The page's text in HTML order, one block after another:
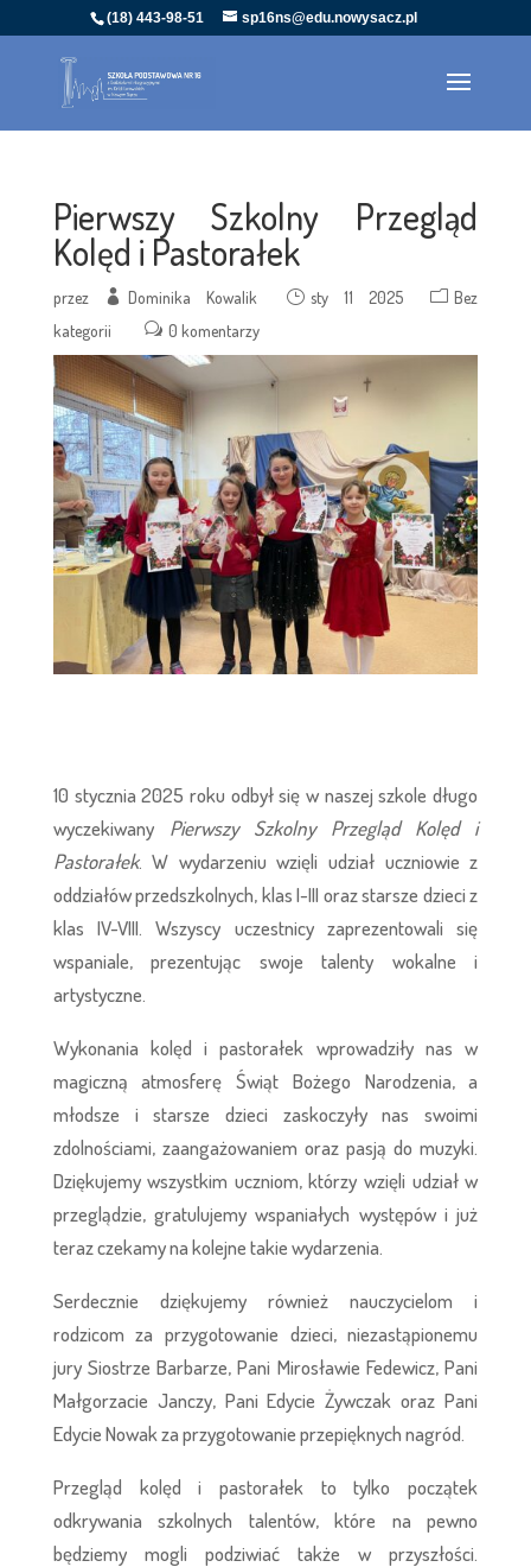
(18) 443-98-51 sp16ns@edu.nowysacz.pl
Pierwszy Szkolny Przegląd
Kolęd i Pastorałek
przez Dominika Kowalik sty 11 2025
Bez
kategorii
0 komentarzy
10 stycznia 2025 roku odbył się w naszej szkole długo
wyczekiwany Pierwszy Szkolny Przegląd Kolęd i
Pastorałek. W wydarzeniu wzięli udział uczniowie z
oddziałów przedszkolnych, klas I-III oraz starsze dzieci z
klas IV-VIII. Wszyscy uczestnicy zaprezentowali się
wspaniale, prezentując swoje talenty wokalne i
artystyczne.
Wykonania kolęd i pastorałek wprowadziły nas w
magiczną atmosferę Świąt Bożego Narodzenia, a
młodsze i starsze dzieci zaskoczyły nas swoimi
zdolnościami, zaangażowaniem oraz pasją do muzyki.
Dziękujemy wszystkim uczniom, którzy wzięli udział w
przeglądzie, gratulujemy wspaniałych występów i już
teraz czekamy na kolejne takie wydarzenia.
Serdecznie dziękujemy również nauczycielom i
rodzicom za przygotowanie dzieci, niezastąpionemu
jury Siostrze Barbarze, Pani Mirosławie Fedewicz, Pani
Małgorzacie Janczy, Pani Edycie Żywczak oraz Pani
Edycie Nowak za przygotowanie przepięknych nagród.
Przegląd kolęd i pastorałek to tylko początek
odkrywania szkolnych talentów, które na pewno
będziemy mogli podziwiać także w przyszłości.